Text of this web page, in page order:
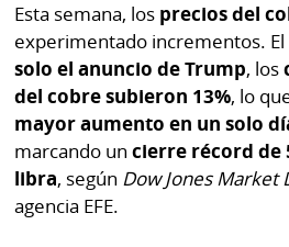
Catálogos
Lotería
Kiosko
digital
Luctuosas
Temas
Autores
Notas
lector
Buenas
Esta semana, los precios del
experimentado incrementos.
solo el anuncio de Trump, los
del cobre subieron 13%, lo
mayor aumento en un solo
marcando uncierre récord de
libra, según Dow Jones Market
agencia EFE.